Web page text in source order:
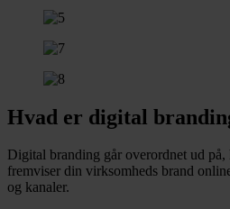
Hvad er digital
Digital branding går overordnet ud
fremviser din virksomheds brand
og kanaler.